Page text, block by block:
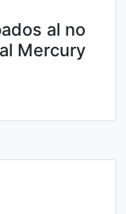
al no
Mercury